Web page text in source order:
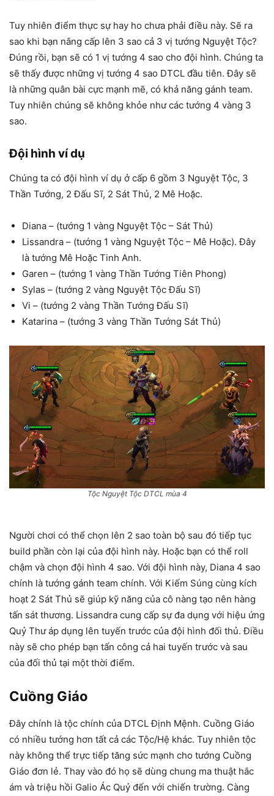
Tuy nhiên điểm thực sự hay ho chưa phải điều này. Sẽ ra
sao khi bạn nâng cấp lên 3 sao cả 3 vị tướng Nguyệt Tộc?
Đúng rồi, bạn sẽ có 1 vị tướng 4 sao cho đội hình. Chúng ta
sẽ thấy được những vị tướng 4 sao DTCL đầu tiên. Đây sẽ
là những quân bài cực mạnh mẽ, có khả năng gánh team.
Tuy nhiên chúng sẽ không khỏe như các tướng 4 vàng 3
sao.
Đội hình ví dụ
Chúng ta có đội hình ví dụ ở cấp 6 gồm 3 Nguyệt Tộc, 3
Thần Tướng, 2 Đấu Sĩ, 2 Sát Thủ, 2 Mê Hoặc.
Diana – (tướng 1 vàng Nguyệt Tộc – Sát Thủ)
Lissandra – (tướng 1 vàng Nguyệt Tộc – Mê Hoặc). Đây
là tướng Mê Hoặc Tinh Anh.
Garen – (tướng 1 vàng Thần Tướng Tiên Phong)
Sylas – (tướng 2 vàng Nguyệt Tộc Đấu Sĩ)
Vi – (tướng 2 vàng Thần Tướng Đấu Sĩ)
Katarina – (tướng 3 vàng Thần Tướng Sát Thủ)
Tộc Nguyệt Tộc DTCL mùa 4
Người chơi có thể chọn lên 2 sao toàn bộ sau đó tiếp tục
build phần còn lại của đội hình này. Hoặc bạn có thể roll
chậm và chọn đội hình 4 sao. Với đội hình này, Diana 4 sao
chính là tướng gánh team chính. Với Kiếm Súng cùng kích
hoạt 2 Sát Thủ sẽ giúp kỹ năng của cô nàng tạo nên hàng
tấn sát thương. Lissandra cung cấp sự đa dụng với hiệu ứng
Quỷ Thư áp dụng lên tuyến trước của đội hình đối thủ. Điều
này sẽ cho phép bạn tấn công cả hai tuyến trước và sau
của đối thủ tại một thời điểm.
Cuồng Giáo
Đây chính là tộc chính của DTCL Định Mệnh. Cuồng Giáo
có nhiều tướng hơn tất cả các Tộc/Hệ khác. Tuy nhiên tộc
này không thể trực tiếp tăng sức mạnh cho tướng Cuồng
Giáo đơn lẻ. Thay vào đó họ sẽ dùng chung ma thuật hắc
ám và triệu hồi Galio Ác Quỷ đến với chiến trường. Càng